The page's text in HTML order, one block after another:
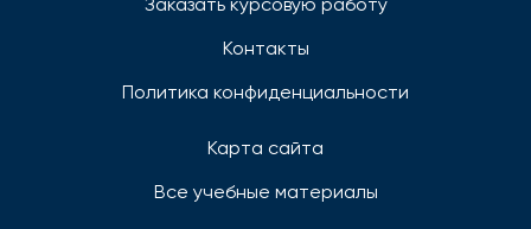
Контакты
Политика конфиденциальности
Карта сайта
Все учебные материалы